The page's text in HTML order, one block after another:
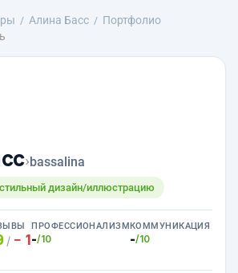
Алина Басс
Портфолио
›bassalina
дизайн/иллюстрацию
/ 1
ПРОФЕССИОНАЛИЗМ
-/10
КОММУНИКАЦИЯ
-/10